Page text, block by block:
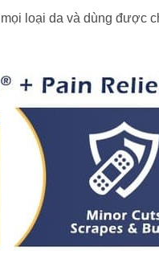
loại da và dùng được